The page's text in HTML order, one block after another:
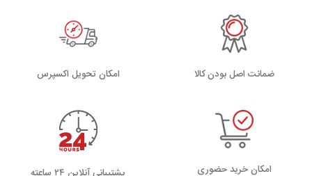
ضمانت اصل بودن کالا اﻣﮑﺎن ﺗﺤﻮﯾﻞ اﮐﺴﭙﺮس
امکان خرید حضوری